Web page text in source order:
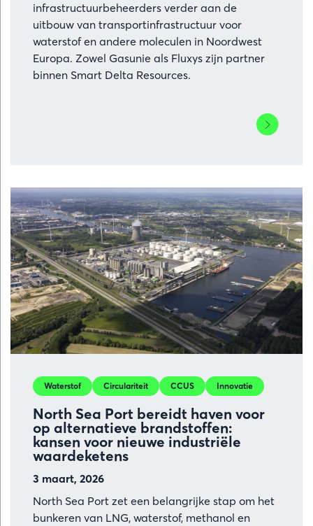
infrastructuurbeheerders verder aan de
uitbouw van transportinfrastructuur voor
waterstof en andere moleculen in Noordwest
Europa. Zowel Gasunie als Fluxys zijn partner
binnen Smart Delta Resources.
Lees
meer
en
Gasunie
werken
samen
North Sea Port bereidt haven voor
op alternatieve brandstoffen:
kansen voor nieuwe industriële
waardeketens
3 maart, 2026
Waterstof Circulariteit CCUS Innovatie
North Sea Port zet een belangrijke stap om het
bunkeren van LNG, waterstof, methanol en